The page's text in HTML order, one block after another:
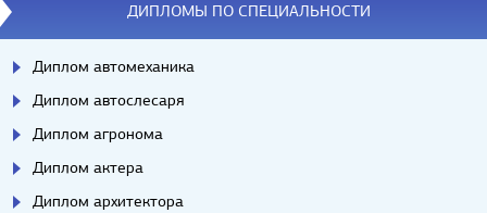
ДИПЛОМЫ ПО СПЕЦИАЛЬНОСТИ
Диплом автомеханика
Диплом автослесаря
Диплом агронома
Диплом актера
Диплом архитектора